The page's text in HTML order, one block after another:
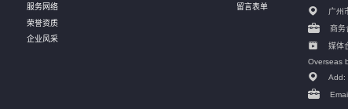
服务网络
荣誉资质
企业风采
留言表单
广州
商务
媒体
Overseas
Add: